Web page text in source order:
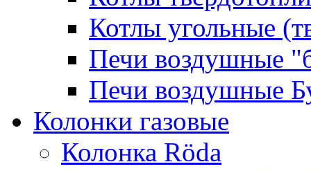
Котлы угольные
Печи воздушные
Печи воздушные
Колонки газовые
Колонка Rӧda